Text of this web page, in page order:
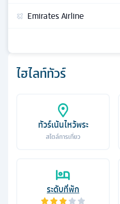
ไฮไลท์ทัวร์
ทัวร์เน้นไหว้พระ
สไตล์การเที่ยว
ระดับที่พัก
Emirates Airline